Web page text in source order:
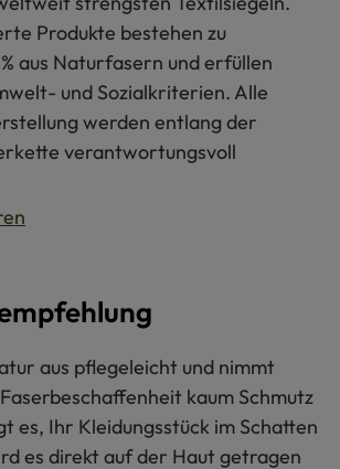
Produkte bestehen zu
aus Naturfasern und erfüllen
und Sozialkriterien. Alle
werden entlang der
verantwortungsvoll
aus pflegeleicht und nimmt
kaum Schmutz
es, Ihr Kleidungsstück im Schatten
es direkt auf der Haut getragen